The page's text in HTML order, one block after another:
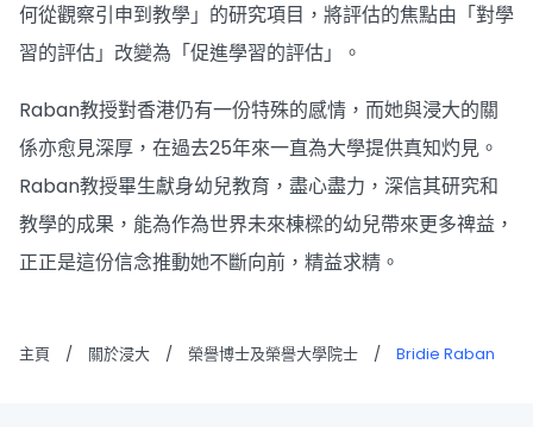
何從觀察引申到教學」的研究項目，將評估的焦點由「對學
習的評估」改變為「促進學習的評估」。
Raban教授對香港仍有一份特殊的感情，而她與浸大的關
係亦愈見深厚，在過去25年來一直為大學提供真知灼見。
Raban教授畢生獻身幼兒教育，盡心盡力，深信其研究和
教學的成果，能為作為世界未來棟樑的幼兒帶來更多禆益，
正正是這份信念推動她不斷向前，精益求精。
主頁 / 關於浸大 / 榮譽博士及榮譽大學院士 / Bridie Raban